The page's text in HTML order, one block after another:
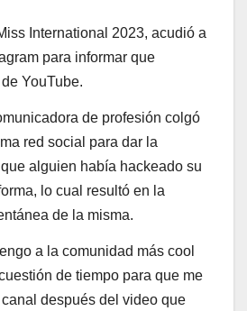
International 2023, acudió a
para informar que
YouTube.
de profesión colgó
red social para dar la
alguien había hackeado su
lo cual resultó en la
de la misma.
a la comunidad más cool
de tiempo para que me
después del video que